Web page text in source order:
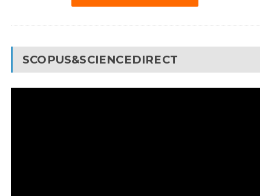
SCOPUS&SCIENCEDIRECT